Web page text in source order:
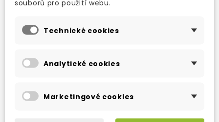
expedujeme)
souborů pro použití webu.
Technické cookies
Analytické cookies
Marketingové cookies